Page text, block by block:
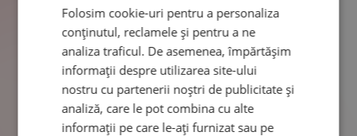
Folosim cookie-uri pentru a personaliza
conținutul, reclamele și pentru a ne
analiza traficul. De asemenea, împărtășim
informații despre utilizarea site-ului
nostru cu partenerii noștri de publicitate și
analiză, care le pot combina cu alte
informații pe care le-ați furnizat sau pe